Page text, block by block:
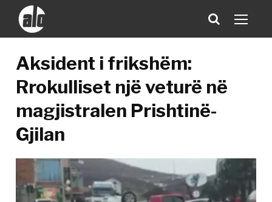
Aksident i frikshëm:
Rrokulliset një veturë në
magjistralen Prishtinë-
Gjilan